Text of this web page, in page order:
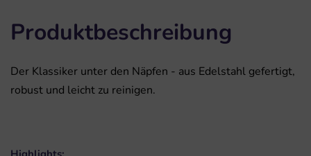
Produktbeschreibung
Der Klassiker unter den Näpfen - aus Edelstahl gefertigt,
robust und leicht zu reinigen.